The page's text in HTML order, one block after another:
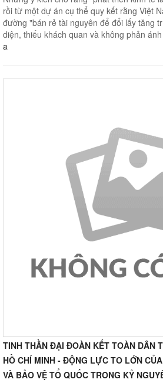
rồi từ một dự án cụ thể quy kết rằng Việt
đường "bán rẻ tài nguyên để đổi lấy tăng
diện, thiếu khách quan và không phản
a
TINH THẦN ĐẠI ĐOÀN KẾT TOÀN DÂN
HỒ CHÍ MINH - ĐỘNG LỰC TO LỚN
VÀ BẢO VỆ TỔ QUỐC TRONG KỶ